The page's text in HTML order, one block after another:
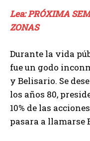
Lea: PRÓXIMA
ZONAS
Durante la vida
fue un godo
y Belisario. Se
los años 80,
10% de las
pasara a llamarse